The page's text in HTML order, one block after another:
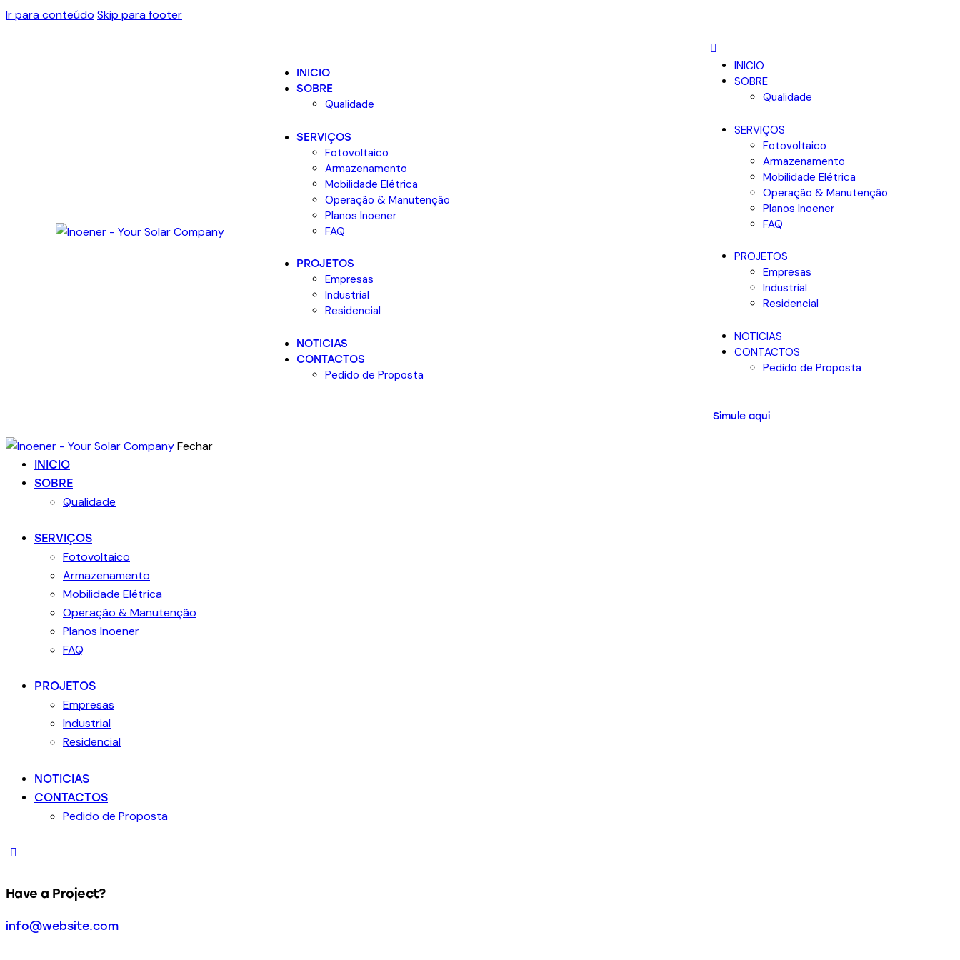
Ir para conteúdo Skip para footer
INICIO
SOBRE
Qualidade
SERVIÇOS
Fotovoltaico
Armazenamento
Mobilidade Elétrica
Operação & Manutenção
Planos Inoener
FAQ
PROJETOS
Empresas
Industrial
Residencial
NOTICIAS
CONTACTOS
Pedido de Proposta
INICIO
SOBRE
Qualidade
SERVIÇOS
Fotovoltaico
Armazenamento
Mobilidade Elétrica
Operação & Manutenção
Planos Inoener
FAQ
PROJETOS
Empresas
Industrial
Residencial
NOTICIAS
CONTACTOS
Pedido de Proposta
Simule aqui
Fechar
INICIO
SOBRE
Qualidade
SERVIÇOS
Fotovoltaico
Armazenamento
Mobilidade Elétrica
Operação & Manutenção
Planos Inoener
FAQ
PROJETOS
Empresas
Industrial
Residencial
NOTICIAS
CONTACTOS
Pedido de Proposta
Have a Project?
info@website.com